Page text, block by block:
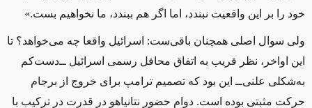
خود را بر این واقعیت نبندد، اما اگر هم ببندد، ما نخواهیم بست.»
ولی سوال اصلی همچنان باقی‌ست: اسرائیل واقعا چه می‌خواهد؟ تا
این اواخر، نظر قریب به اتفاق محافل رسمی اسرائیل ‌ــ‌دست‌کم
به‌شکلی علنی‌ــ‌ این بود که تصمیم ترامپ برای خروج از برجام
حرکت مثبتی بوده است. دوام حضور نتانیاهو در قدرت در ترکیب با